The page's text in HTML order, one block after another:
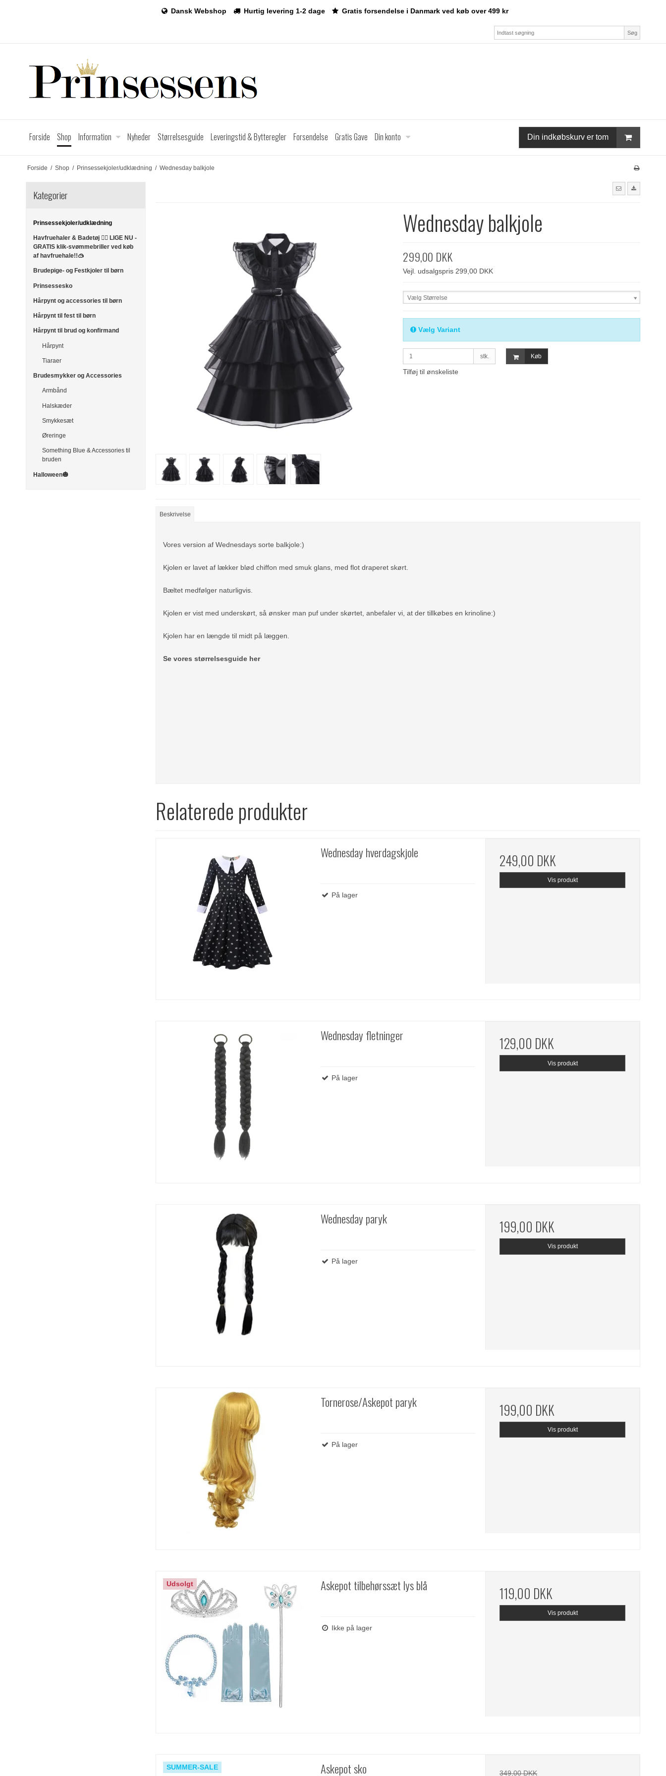
Dansk Webshop Hurtig levering 1-2 dage Gratis forsendelse i Danmark ved køb over 499 kr
Søg
Forside Shop Information Nyheder Størrelsesguide Leveringstid & Bytteregler Forsendelse Gratis Gave Din konto Din indkøbskurv er tom
Forside / Shop / Prinsessekjoler/udklædning / Wednesday balkjole
Kategorier
Prinsessekjoler/udklædning
Havfruehaler & Badetøj 🧜‍♀️ LIGE NU -
GRATIS klik-svømmebriller ved køb
af havfruehale!!🥽
Brudepige- og Festkjoler til børn
Prinsessesko
Hårpynt og accessories til børn
Hårpynt til fest til børn
Hårpynt til brud og konfirmand
Hårpynt
Tiaraer
Brudesmykker og Accessories
Armbånd
Halskæder
Smykkesæt
Øreringe
Something Blue & Accessories til
bruden
Halloween🎃
Wednesday balkjole
299,00 DKK
Vejl. udsalgspris 299,00 DKK
Vælg Størrelse
Vælg Variant
stk. Køb
Tilføj til ønskeliste
Beskrivelse
Vores version af Wednesdays sorte balkjole:)
Kjolen er lavet af lækker blød chiffon med smuk glans, med flot draperet skørt.
Bæltet medfølger naturligvis.
Kjolen er vist med underskørt, så ønsker man puf under skørtet, anbefaler vi, at der tillkøbes en krinoline:)
Kjolen har en længde til midt på læggen.
Se vores størrelsesguide her
Relaterede produkter
Wednesday hverdagskjole
På lager
249,00 DKK
Vis produkt
Wednesday fletninger
På lager
129,00 DKK
Vis produkt
Wednesday paryk
På lager
199,00 DKK
Vis produkt
Tornerose/Askepot paryk
På lager
199,00 DKK
Vis produkt
Udsolgt Askepot tilbehørssæt lys blå
Ikke på lager
119,00 DKK
Vis produkt
SUMMER-SALE Askepot sko 349,00 DKK